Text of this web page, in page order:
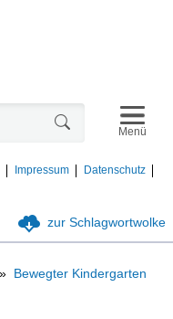
Impressum
Datenschutz
Menü
zur Schlagwortwolke
Bewegter Kindergarten